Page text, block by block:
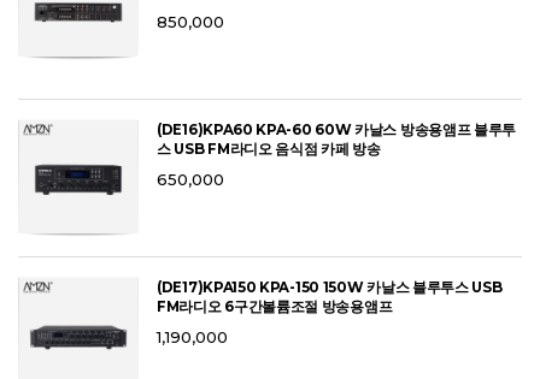
850,000
(DE16)KPA60 KPA-60 60W 카날스 방송용앰프 블루투
스 USB FM라디오 음식점 카페 방송
650,000
(DE17)KPA150 KPA-150 150W 카날스 블루투스 USB
FM라디오 6구간볼륨조절 방송용앰프
1,190,000